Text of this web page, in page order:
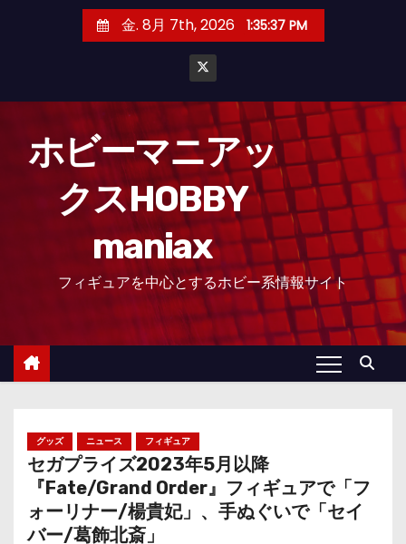
金. 8月 7th, 2026 1:35:38 PM
ホビーマニアッ
クスHOBBY
maniax
フィギュアを中心とするホビー系情報サイト
グッズ ニュース フィギュア
セガプライズ2023年5月以降
『Fate/Grand Order』フィギュアで「フ
ォーリナー/楊貴妃」、手ぬぐいで「セイ
バー/葛飾北斎」